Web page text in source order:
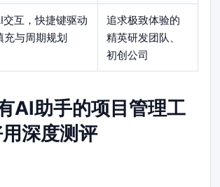
交互，快捷键驱动
充与周期规划
追求极致体验的
精英研发团队、
初创公司
AI助手的项目管理工
深度测评